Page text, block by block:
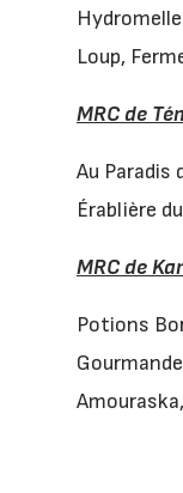
Loup,
MRC de
Au Paradis
Érablière
MRC de
Potions